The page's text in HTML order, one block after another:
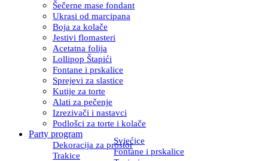
Šečerne mase fondant
Ukrasi od marcipana
Boja za kolače
Jestivi flomasteri
Acetatna folija
Lollipop Štapići
Fontane i prskalice
Sprejevi za slastice
Kutije za torte
Alati za pečenje
Izrezivači i nastavci
Podlošci za torte i kolače
Party program
Dekoracija za prostor
Svjećice
Trakice
Fontane i prskalice